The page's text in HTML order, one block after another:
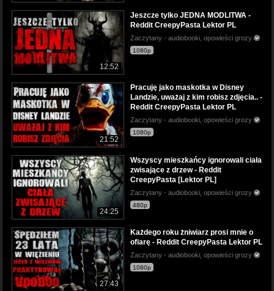
12:52
Jeszcze tylko JEDNA MODLITWA -
Reddit CreepyPasta Lektor PL
Zaczytany - audiobooki, opowieści grozy
1080p
21:52
Pracuję jako maskotka w Disney
Landzie, uważaj z kim robisz zdjęcia.. -
Reddit CreepyPasta Lektor PL
Zaczytany - audiobooki, opowieści grozy
1080p
24:25
Wszyscy mieszkańcy ignorowali ciała
zwisające z drzew - Reddit
CreepyPasta [Lektor PL]
Zaczytany - audiobooki, opowieści grozy
480p
27:43
Każdego roku żniwiarz prosi mnie o
ofiarę - Reddit CreepyPasta Lektor PL
Zaczytany - audiobooki, opowieści grozy
1080p